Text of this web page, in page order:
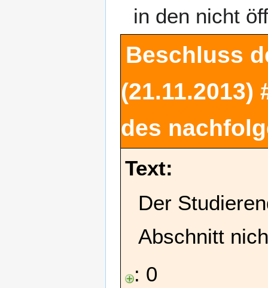
in den nicht
Beschluss
des
Text:
Der
Abschnitt
: 0